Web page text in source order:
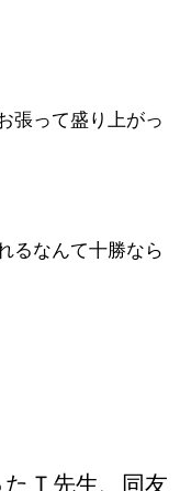
張って盛り上がっ
るなんて十勝なら
Ｔ先生、同友